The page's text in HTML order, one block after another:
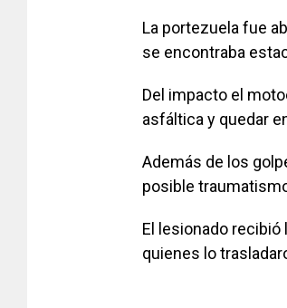
La portezuela fue
se encontraba
Del impacto el
asfáltica y quedar
Además de los
posible
El lesionado
quienes lo